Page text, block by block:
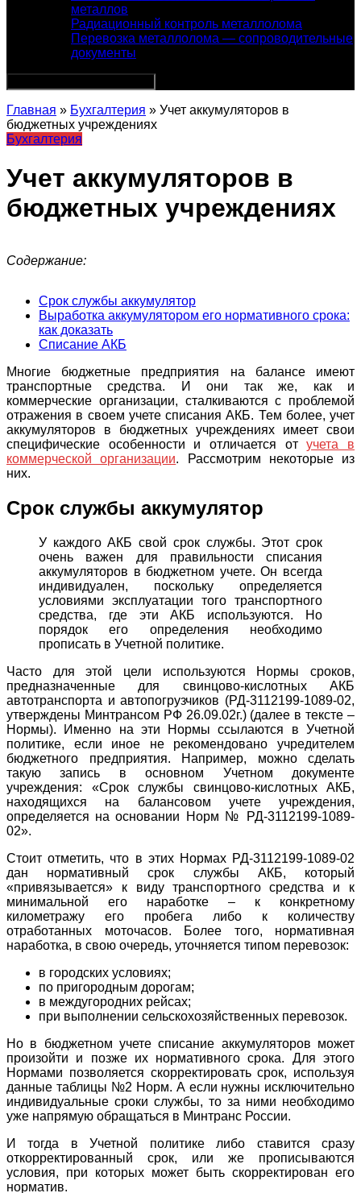
металлов
Радиационный контроль металлолома
Перевозка металлолома — сопроводительные
документы
Главная » Бухгалтерия » Учет аккумуляторов в
бюджетных учреждениях
Бухгалтерия
Учет аккумуляторов в
бюджетных учреждениях
Содержание:
Срок службы аккумулятор
Выработка аккумулятором его нормативного срока:
как доказать
Списание АКБ
Многие бюджетные предприятия на балансе имеют
транспортные средства. И они так же, как и
коммерческие организации, сталкиваются с проблемой
отражения в своем учете списания АКБ. Тем более, учет
аккумуляторов в бюджетных учреждениях имеет свои
специфические особенности и отличается отучета в
коммерческой организации. Рассмотрим некоторые из
них.
Срок службы аккумулятор
У каждого АКБ свой срок службы. Этот срок
очень важен для правильности списания
аккумуляторов в бюджетном учете. Он всегда
индивидуален, поскольку определяется
условиями эксплуатации того транспортного
средства, где эти АКБ используются. Но
порядок его определения необходимо
прописать в Учетной политике.
Часто для этой цели используются Нормы сроков,
предназначенные для свинцово-кислотных АКБ
автотранспорта и автопогрузчиков (РД-3112199-1089-02,
утверждены Минтрансом РФ 26.09.02г.) (далее в тексте –
Нормы). Именно на эти Нормы ссылаются в Учетной
политике, если иное не рекомендовано учредителем
бюджетного предприятия. Например, можно сделать
такую запись в основном Учетном документе
учреждения: «Срок службы свинцово-кислотных АКБ,
находящихся на балансовом учете учреждения,
определяется на основании Норм № РД-3112199-1089-
02».
Стоит отметить, что в этих Нормах РД-3112199-1089-02
дан нормативный срок службы АКБ, который
«привязывается» к виду транспортного средства и к
минимальной его наработке – к конкретному
километражу его пробега либо к количеству
отработанных моточасов. Более того, нормативная
наработка, в свою очередь, уточняется типом перевозок:
в городских условиях;
по пригородным дорогам;
в междугородних рейсах;
при выполнении сельскохозяйственных перевозок.
Но в бюджетном учете списание аккумуляторов может
произойти и позже их нормативного срока. Для этого
Нормами позволяется скорректировать срок, используя
данные таблицы №2 Норм. А если нужны исключительно
индивидуальные сроки службы, то за ними необходимо
уже напрямую обращаться в Минтранс России.
И тогда в Учетной политике либо ставится сразу
откорректированный срок, или же прописываются
условия, при которых может быть скорректирован его
норматив.